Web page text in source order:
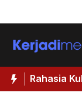
to
Rahasia
Wanita 40